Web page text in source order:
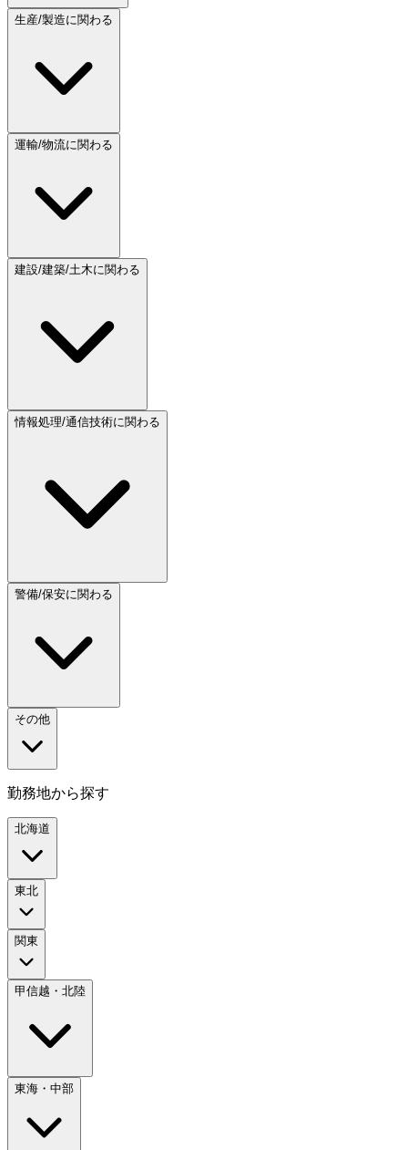
生産/製造に関わる
運輸/物流に関わる
建設/建築/土木に関わる
情報処理/通信技術に関わる
警備/保安に関わる
その他
勤務地から探す
北海道
東北
関東
甲信越・北陸
東海・中部